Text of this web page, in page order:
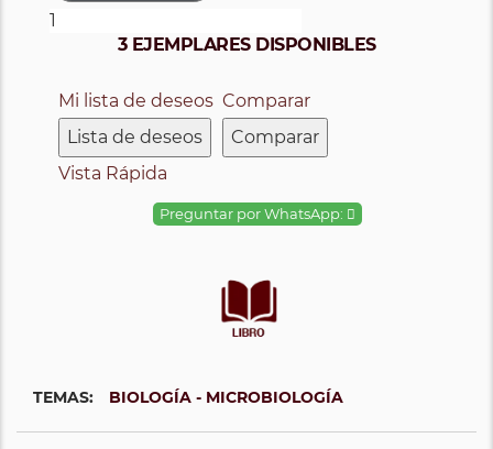
3 EJEMPLARES DISPONIBLES
Mi lista de deseos
Lista de deseos
Comparar
Comparar
Vista Rápida
Preguntar por WhatsApp:
TEMAS: BIOLOGÍA - MICROBIOLOGÍA